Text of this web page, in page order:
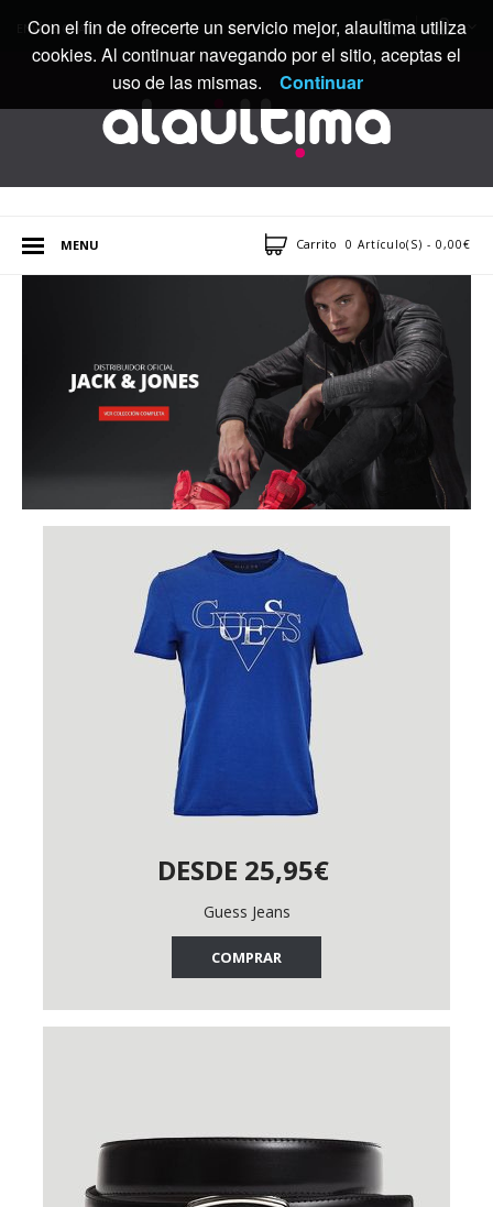
ENVÍOS GRATIS
Carrito 0 Artículo(s) - 0,00€
MENU
DESDE 25,95€
Guess Jeans
COMPRAR
Con el fin de ofrecerte un servicio mejor, alaultima utiliza
cookies. Al continuar navegando por el sitio, aceptas el
uso de las mismas.
Continuar